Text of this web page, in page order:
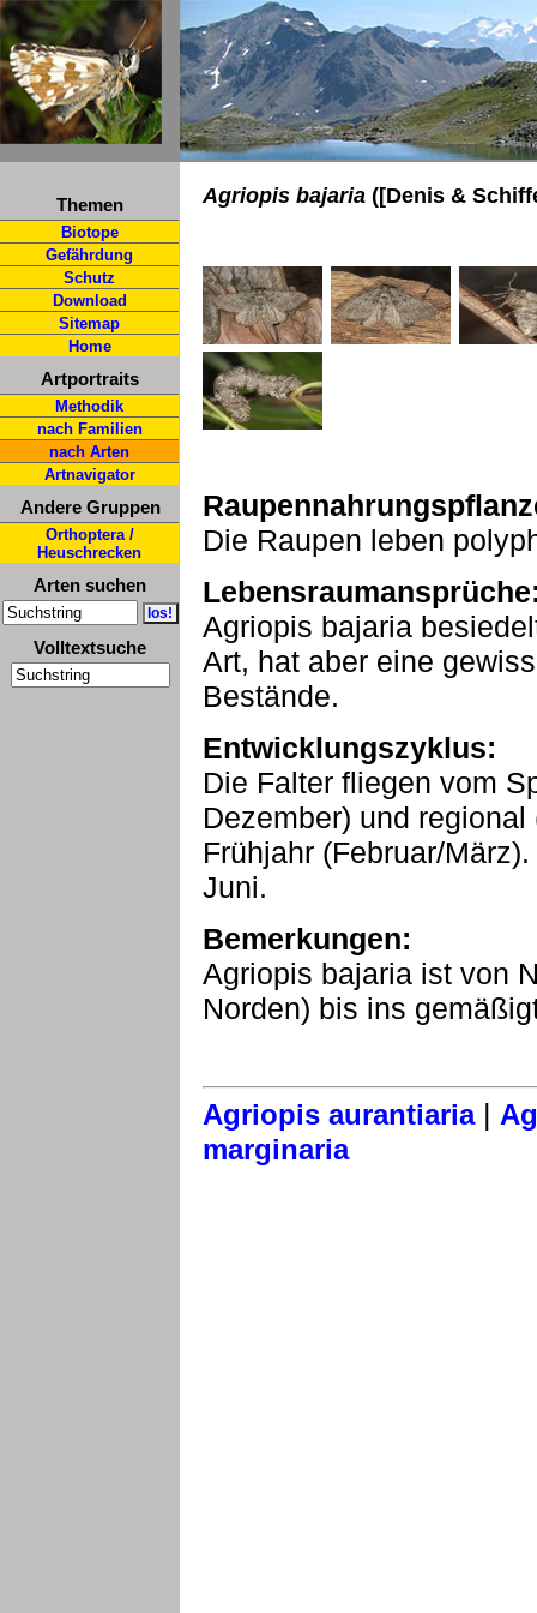
Themen
Biotope
Gefährdung
Schutz
Download
Sitemap
Home
Artportraits
Methodik
nach Familien
nach Arten
Artnavigator
Andere Gruppen
Orthoptera /
Heuschrecken
Arten suchen
Volltextsuche
Agriopis bajaria ([Denis &
Die Raupen leben
Agriopis bajaria
Art, hat aber eine
Bestände.
Entwicklungszyklus:
Die Falter fliegen vom
Dezember) und
Frühjahr (Februar/
Juni.
Bemerkungen:
Agriopis bajaria ist von
Norden) bis ins
Agriopis aurantiaria|
marginaria